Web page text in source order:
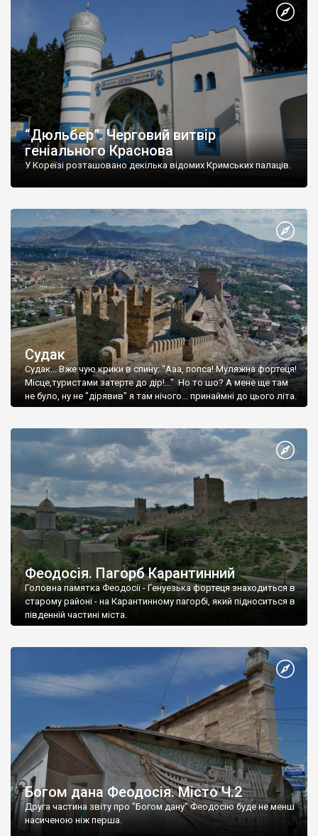
“Дюльбер”. Черговий витвір
геніального Краснова
У Кореїзі розташовано декілька відомих Кримських палаців.
Судак
Судак... Вже чую крики в спину: "Ааа, попса! Муляжна фортеця!
Місце,туристами затерте до дір!..." Но то шо? А мене ще там
не було, ну не "дірявив" я там нічого... принаймні до цього літа.
Феодосія. Пагорб Карантинний
Головна памятка Феодосії - Генуезька фортеця знаходиться в
старому районі - на Карантинному пагорбі, який підноситься в
південній частині міста.
Богом дана Феодосія. Місто Ч.2
Друга частина звіту про "Богом дану" Феодосію буде не менш
насиченою ніж перша.